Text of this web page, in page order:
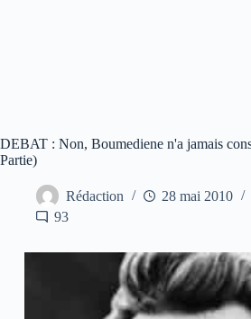
DEBAT : Non, Boumediene n'a jamais
Partie)
Rédaction 28 mai 2010
93